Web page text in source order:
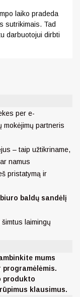
laiko pradeda
sutrikimais. Tad
darbuotojui dirbti
per e-
mokėjimų partneris
– taip užtikriname,
namus
pristatymą ir
baldų sandėlį
laimingų
mums
programėlėmis.
produkto
klausimus.